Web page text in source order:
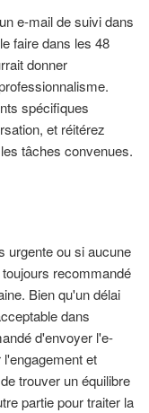
e-mail de suivi dans
faire dans les 48
donner
spécifiques
et réitérez
tâches convenues.
urgente ou si aucune
recommandé
Bien qu'un délai
dans
d'envoyer l'e-
et
trouver un équilibre
partie pour traiter la